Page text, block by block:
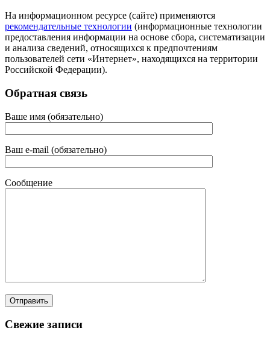
На информационном ресурсе (сайте) применяются
рекомендательные технологии (информационные технологии
предоставления информации на основе сбора, систематизации
и анализа сведений, относящихся к предпочтениям
пользователей сети «Интернет», находящихся на территории
Российской Федерации).
Обратная связь
Ваше имя (обязательно)
Ваш e-mail (обязательно)
Сообщение
Свежие записи